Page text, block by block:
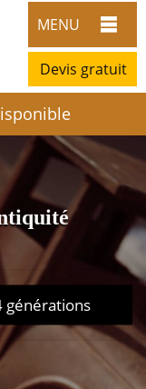
MENU
Devis gratuit
générations